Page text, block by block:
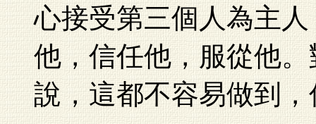
心接受第三個人為主
他，信任他，服從他
說，這都不容易做到